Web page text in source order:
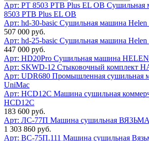
Арт: PT 8503 PTB Plus EL OB Сушильная
8503 PTB Plus EL OB
Арт: hd-30-basic Сушильная машина Helen
507 000 руб.
Арт: hd-25-basic Сушильная машина Helen
447 000 руб.
Арт: HD20Pro Сушильная машина
Арт: SKWD-12 Стыковочный комплект
Арт: UDR680 Промышленная сушильная
UniMac
Арт: HCD12C Машина сушильная
HCD12C
183 600 руб.
Арт: ЛС-77П Машина сушильная
1 303 860 руб.
Арт: ВС-75П.111 Машина сушильная